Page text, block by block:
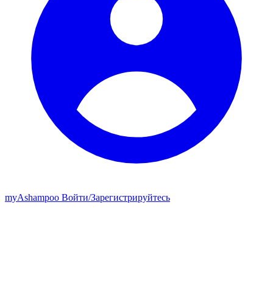
myAshampoo Войти/Зарегистрируйтесь